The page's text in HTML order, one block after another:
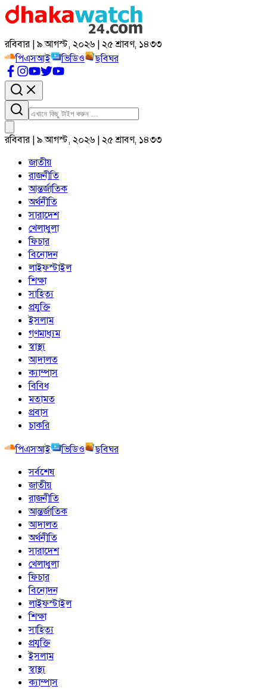
রবিবার | ৯ আগস্ট, ২০২৬ | ২৫ শ্রাবণ, ১৪৩৩
পিএসআই
ভিডিও ছবিঘর
রবিবার | ৯ আগস্ট, ২০২৬ | ২৫ শ্রাবণ, ১৪৩৩
জাতীয়
রাজনীতি
আন্তর্জাতিক
অর্থনীতি
সারাদেশ
খেলাধুলা
ফিচার
বিনোদন
লাইফস্টাইল
শিক্ষা
সাহিত্য
প্রযুক্তি
ইসলাম
গণমাধ্যম
স্বাস্থ্য
আদালত
ক্যাম্পাস
বিবিধ
মতামত
প্রবাস
চাকরি
পিএসআই
ভিডিও
ছবিঘর
সর্বশেষ
জাতীয়
রাজনীতি
আন্তর্জাতিক
আদালত
অর্থনীতি
সারাদেশ
খেলাধুলা
ফিচার
বিনোদন
লাইফস্টাইল
শিক্ষা
সাহিত্য
প্রযুক্তি
ইসলাম
স্বাস্থ্য
ক্যাম্পাস